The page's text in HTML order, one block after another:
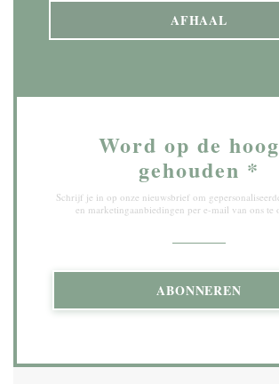
AFHAAL
Word op de
gehouden *
Schrijf je in op onze nieuwsbrief om
en marketingaanbiedingen per e-mail van ons te
ABONNEREN